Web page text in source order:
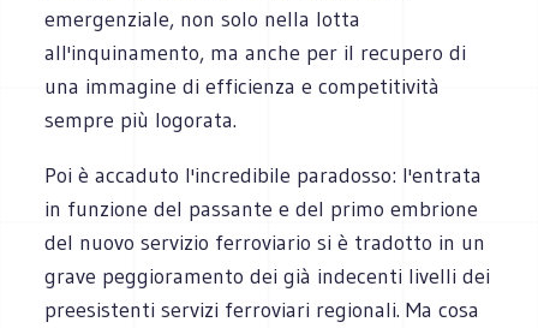
emergenziale, non solo nella lotta
all'inquinamento, ma anche per il recupero di
una immagine di efficienza e competitività
sempre più logorata.
Poi è accaduto l'incredibile paradosso: l'entrata
in funzione del passante e del primo embrione
del nuovo servizio ferroviario si è tradotto in un
grave peggioramento dei già indecenti livelli dei
preesistenti servizi ferroviari regionali. Ma cosa